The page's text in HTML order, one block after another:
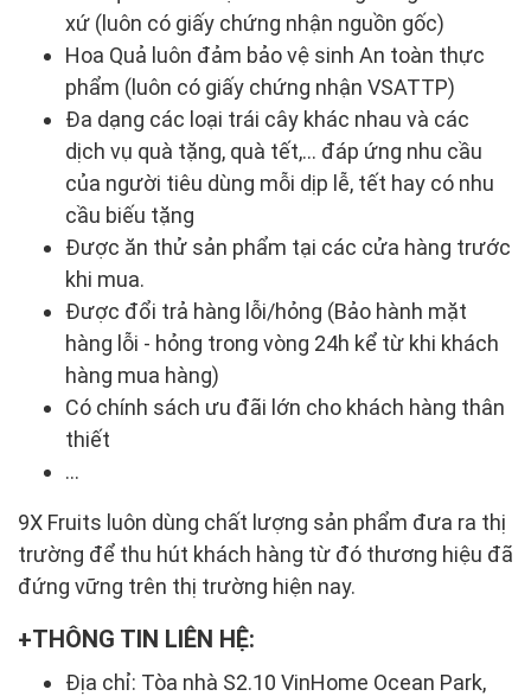
xứ (luôn có giấy chứng nhận nguồn gốc)
Hoa Quả luôn đảm bảo vệ sinh An toàn thực
phẩm (luôn có giấy chứng nhận VSATTP)
Đa dạng các loại trái cây khác nhau và các
dịch vụ quà tặng, quà tết,... đáp ứng nhu cầu
của người tiêu dùng mỗi dịp lễ, tết hay có nhu
cầu biếu tặng
Được ăn thử sản phẩm tại các cửa hàng trước
khi mua.
Được đổi trả hàng lỗi/hỏng (Bảo hành mặt
hàng lỗi - hỏng trong vòng 24h kể từ khi khách
hàng mua hàng)
Có chính sách ưu đãi lớn cho khách hàng thân
thiết
...
9X Fruits luôn dùng chất lượng sản phẩm đưa ra thị
trường để thu hút khách hàng từ đó thương hiệu đã
đứng vững trên thị trường hiện nay.
THÔNG TIN LIÊN HỆ:
Địa chỉ: Tòa nhà S2.10 VinHome Ocean Park,